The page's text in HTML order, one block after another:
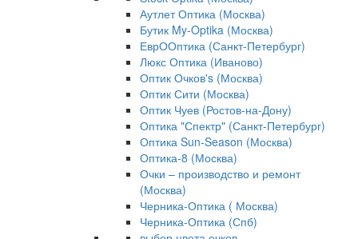
Аутлет Оптика (Москва)
Бутик My-Optika (Москва)
ЕврООптика (Санкт-Петербург)
Люкс Оптика (Иваново)
Оптик Очков's (Москва)
Оптик Сити (Москва)
Оптик Чуев (Ростов-на-Дону)
Оптика "Спектр" (Санкт-Петербург)
Оптика Sun-Season (Москва)
Оптика-8 (Москва)
Очки – производство и ремонт
(Москва)
Черника-Оптика ( Москва)
Черника-Оптика (Спб)